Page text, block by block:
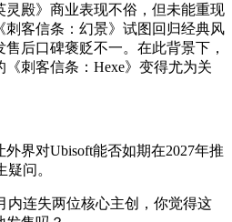
殿》商业表现不俗，但未能重现
客信条：幻景》试图回归经典风
后口碑褒贬不一。在此背景下，
刺客信条：Hexe》变得尤为关
界对Ubisoft能否如期在2027年推
问。
内连失两位核心主创，你觉得这